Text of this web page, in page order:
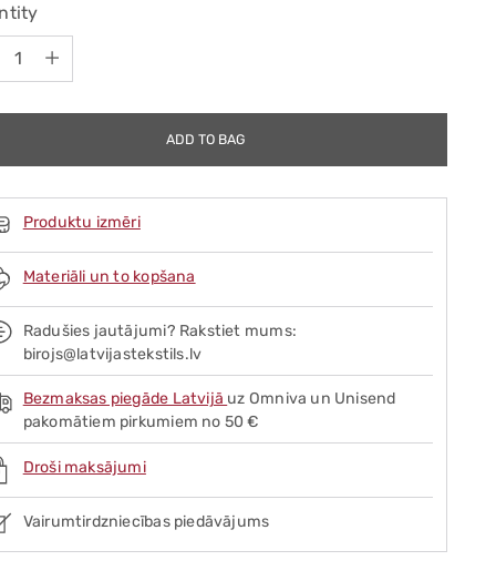
ADD TO BAG
Produktu izmēri
Materiāli un to kopšana
Radušies jautājumi? Rakstiet mums:
birojs@latvijastekstils.lv
Bezmaksas piegāde Latvijā uz Omniva un Unisend
pakomātiem pirkumiem no 50 €
Droši maksājumi
Vairumtirdzniecības piedāvājums